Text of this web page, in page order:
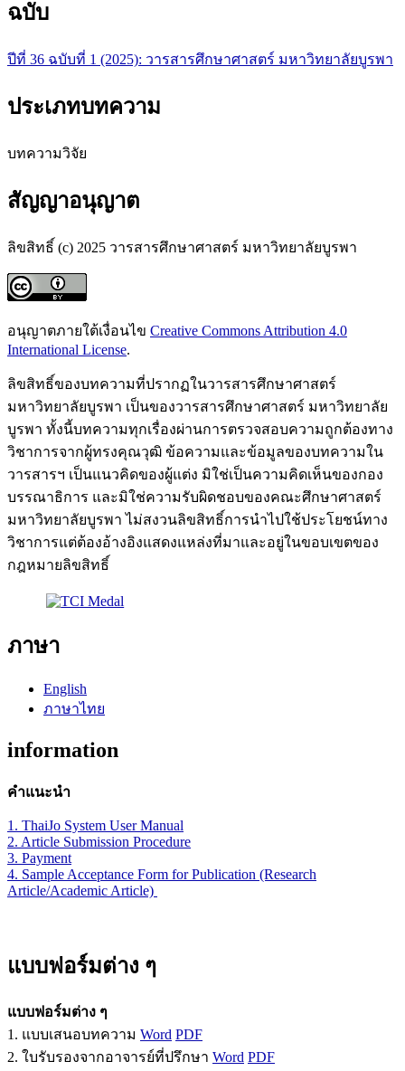
ฉบับ
ปีที่ 36 ฉบับที่ 1 (2025): วารสารศึกษาศาสตร์ มหาวิทยาลัยบูรพา
ประเภทบทความ
บทความวิจัย
สัญญาอนุญาต
ลิขสิทธิ์ (c) 2025 วารสารศึกษาศาสตร์ มหาวิทยาลัยบูรพา
อนุญาตภายใต้เงื่อนไข Creative Commons Attribution 4.0
International License.
ลิขสิทธิ์ของบทความที่ปรากฏในวารสารศึกษาศาสตร์
มหาวิทยาลัยบูรพา เป็นของวารสารศึกษาศาสตร์ มหาวิทยาลัย
บูรพา ทั้งนี้บทความทุกเรื่องผ่านการตรวจสอบความถูกต้องทาง
วิชาการจากผู้ทรงคุณวุฒิ ข้อความและข้อมูลของบทความใน
วารสารฯ เป็นแนวคิดของผู้แต่ง มิใช่เป็นความคิดเห็นของกอง
บรรณาธิการ และมิใช่ความรับผิดชอบของคณะศึกษาศาสตร์
มหาวิทยาลัยบูรพา ไม่สงวนลิขสิทธิ์การนำไปใช้ประโยชน์ทาง
วิชาการแต่ต้องอ้างอิงแสดงแหล่งที่มาและอยู่ในขอบเขตของ
กฎหมายลิขสิทธิ์
ภาษา
English
ภาษาไทย
information
คำแนะนำ
1. ThaiJo System User Manual
2. Article Submission Procedure
3. Payment
4. Sample Acceptance Form for Publication (Research
Article/Academic Article)
แบบฟอร์มต่าง ๆ
แบบฟอร์มต่าง ๆ
1. แบบเสนอบทความ Word PDF
2. ใบรับรองจากอาจารย์ที่ปรึกษา Word PDF